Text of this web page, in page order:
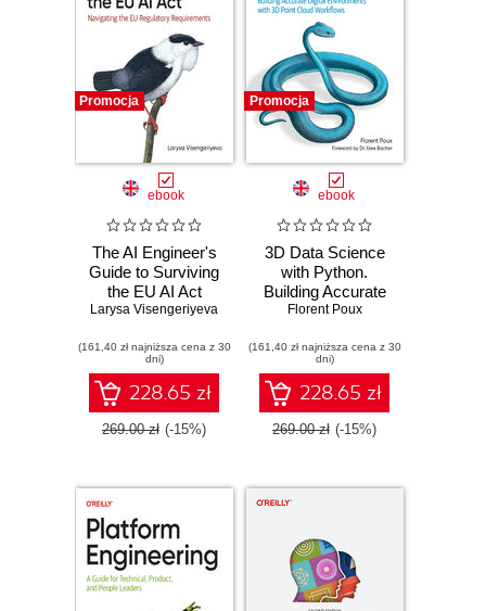
Promocja
ebook
The AI Engineer's
Guide to Surviving
the EU AI Act
Larysa Visengeriyeva
(161,40 zł najniższa cena z 30
dni)
228.65 zł
269.00 zł (-15%)
Promocja
ebook
3D Data Science
with Python.
Building Accurate
Digital
3D Point Cloud
Workflows
Florent Poux
(161,40 zł najniższa cena z 30
dni)
228.65 zł
269.00 zł (-15%)